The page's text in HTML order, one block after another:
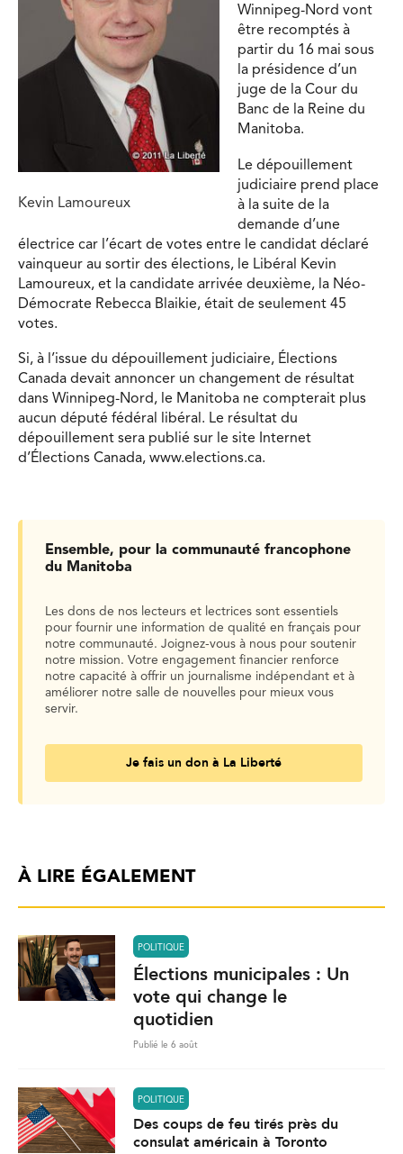
Kevin Lamoureux
Winnipeg-Nord vont
être recomptés à
partir du 16 mai sous
la présidence d’un
juge de la Cour du
Banc de la Reine du
Manitoba.
Le dépouillement
judiciaire prend place
à la suite de la
demande d’une
électrice car l’écart de votes entre le candidat déclaré
vainqueur au sortir des élections, le Libéral Kevin
Lamoureux, et la candidate arrivée deuxième, la Néo-
Démocrate Rebecca Blaikie, était de seulement 45
votes.
Si, à l’issue du dépouillement judiciaire, Élections
Canada devait annoncer un changement de résultat
dans Winnipeg-Nord, le Manitoba ne compterait plus
aucun député fédéral libéral. Le résultat du
dépouillement sera publié sur le site Internet
d’Élections Canada, www.elections.ca.
Ensemble, pour la communauté francophone
du Manitoba
Les dons de nos lecteurs et lectrices sont essentiels
pour fournir une information de qualité en français pour
notre communauté. Joignez-vous à nous pour soutenir
notre mission. Votre engagement financier renforce
notre capacité à offrir un journalisme indépendant et à
améliorer notre salle de nouvelles pour mieux vous
servir.
Je fais un don à La Liberté
À LIRE ÉGALEMENT
POLITIQUE
Élections municipales : Un
vote qui change le
quotidien
Publié le 6 août
POLITIQUE
Des coups de feu tirés près du
consulat américain à Toronto